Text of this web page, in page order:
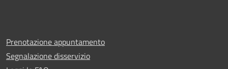
Prenotazione appuntamento
Segnalazione disservizio